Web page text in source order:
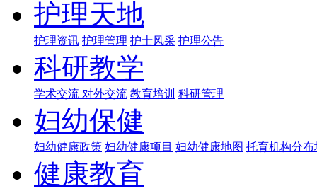
护理天地
护理资讯 护理管理 护士风采 护理公告
科研教学
学术交流 对外交流 教育培训 科研管理
妇幼保健
妇幼健康政策 妇幼健康项目 妇幼健康地图 托育机构分布
健康教育